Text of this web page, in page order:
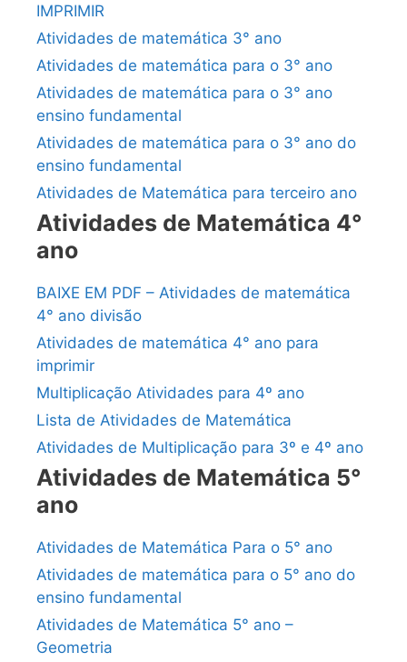
IMPRIMIR
Atividades de matemática 3° ano
Atividades de matemática para o 3° ano
Atividades de matemática para o 3° ano
ensino fundamental
Atividades de matemática para o 3° ano do
ensino fundamental
Atividades de Matemática para terceiro ano
Atividades de Matemática 4°
ano
BAIXE EM PDF – Atividades de matemática
4° ano divisão
Atividades de matemática 4° ano para
imprimir
Multiplicação Atividades para 4º ano
Lista de Atividades de Matemática
Atividades de Multiplicação para 3º e 4º ano
Atividades de Matemática 5°
ano
Atividades de Matemática Para o 5° ano
Atividades de matemática para o 5° ano do
ensino fundamental
Atividades de Matemática 5° ano –
Geometria